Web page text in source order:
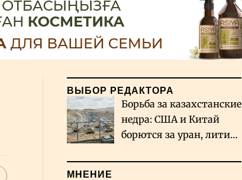
ВЫБОР РЕДАКТОРА
Борьба за казахстанские
недра: США и Китай
борются за уран, литий
МНЕНИЕ